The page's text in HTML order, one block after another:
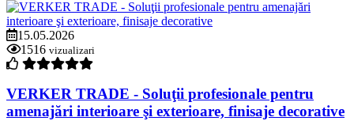
15.05.2026
1516 vizualizari
VERKER TRADE - Soluţii profesionale pentru
amenajări interioare şi exterioare, finisaje decorative